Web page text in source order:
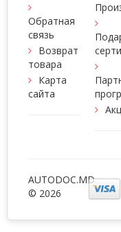
Обратная
связь
Возврат
товара
Карта
сайта
AUTODOC.MD
© 2026